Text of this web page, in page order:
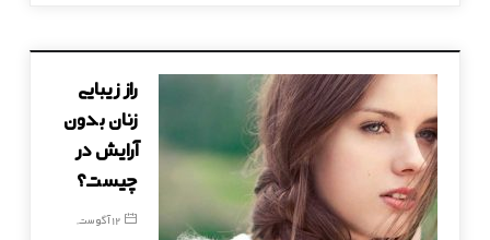
راز زیبایی
زنان بدون
آرایش در
چیست؟
12 آگوست,